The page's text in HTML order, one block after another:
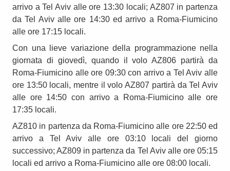
arrivo a Tel Aviv alle ore 13:30 locali; AZ807 in partenza
da Tel Aviv alle ore 14:30 ed arrivo a Roma-Fiumicino
alle ore 17:15 locali.
Con una lieve variazione della programmazione nella
giornata di giovedì, quando il volo AZ806 partirà da
Roma-Fiumicino alle ore 09:30 con arrivo a Tel Aviv alle
ore 13:50 locali, mentre il volo AZ807 partirà da Tel Aviv
alle ore 14:50 con arrivo a Roma-Fiumicino alle ore
17:35 locali.
AZ810 in partenza da Roma-Fiumicino alle ore 22:50 ed
arrivo a Tel Aviv alle ore 03:10 locali del giorno
successivo; AZ809 in partenza da Tel Aviv alle ore 05:15
locali ed arrivo a Roma-Fiumicino alle ore 08:00 locali.